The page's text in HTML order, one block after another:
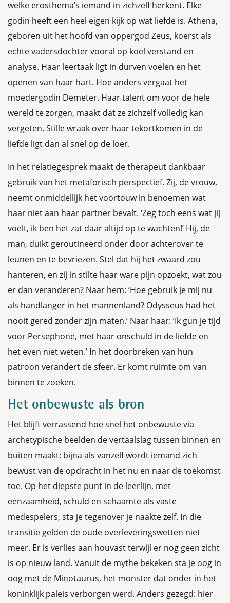
welke erosthema’s iemand in zichzelf herkent. Elke
godin heeft een heel eigen kijk op wat liefde is. Athena,
geboren uit het hoofd van oppergod Zeus, koerst als
echte vadersdochter vooral op koel verstand en
analyse. Haar leertaak ligt in durven voelen en het
openen van haar hart. Hoe anders vergaat het
moedergodin Demeter. Haar talent om voor de hele
wereld te zorgen, maakt dat ze zichzelf volledig kan
vergeten. Stille wraak over haar tekortkomen in de
liefde ligt dan al snel op de loer.
In het relatiegesprek maakt de therapeut dankbaar
gebruik van het metaforisch perspectief. Zij, de vrouw,
neemt onmiddellijk het voortouw in benoemen wat
haar niet aan haar partner bevalt. ‘Zeg toch eens wat jij
voelt, ik ben het zat daar altijd op te wachten!’ Hij, de
man, duikt geroutineerd onder door achterover te
leunen en te bevriezen. Stel dat hij het zwaard zou
hanteren, en zij in stilte haar ware pijn opzoekt, wat zou
er dan veranderen? Naar hem: ‘Hoe gebruik je mij nu
als handlanger in het mannenland? Odysseus had het
nooit gered zonder zijn maten.’ Naar haar: ‘Ik gun je tijd
voor Persephone, met haar onschuld in de liefde en
het even niet weten.’ In het doorbreken van hun
patroon verandert de sfeer. Er komt ruimte om van
binnen te zoeken.
Het onbewuste als bron
Het blijft verrassend hoe snel het onbewuste via
archetypische beelden de vertaalslag tussen binnen en
buiten maakt: bijna als vanzelf wordt iemand zich
bewust van de opdracht in het nu en naar de toekomst
toe. Op het diepste punt in de leerlijn, met
eenzaamheid, schuld en schaamte als vaste
medespelers, sta je tegenover je naakte zelf. In die
transitie gelden de oude overleveringswetten niet
meer. Er is verlies aan houvast terwijl er nog geen zicht
is op nieuw land. Vanuit de mythe bekeken sta je oog in
oog met de Minotaurus, het monster dat onder in het
koninklijk paleis verborgen werd. Anders gezegd: hier